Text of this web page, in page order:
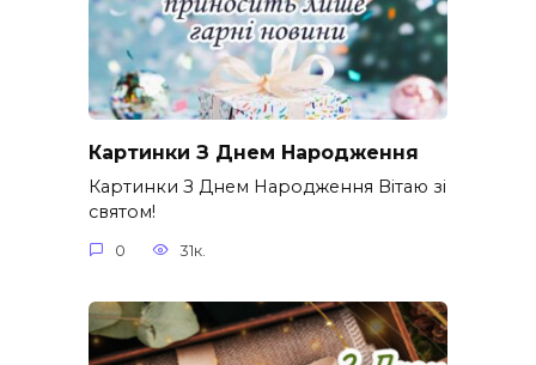
Картинки З Днем Народження
Картинки З Днем Народження Вітаю зі
святом!
0 31к.